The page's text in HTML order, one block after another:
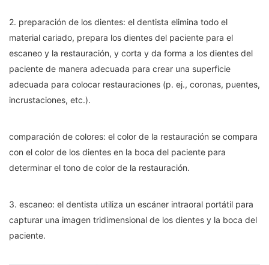
2. preparación de los dientes: el dentista elimina todo el
material cariado, prepara los dientes del paciente para el
escaneo y la restauración, y corta y da forma a los dientes del
paciente de manera adecuada para crear una superficie
adecuada para colocar restauraciones (p. ej., coronas, puentes,
incrustaciones, etc.).
comparación de colores: el color de la restauración se compara
con el color de los dientes en la boca del paciente para
determinar el tono de color de la restauración.
3. escaneo: el dentista utiliza un escáner intraoral portátil para
capturar una imagen tridimensional de los dientes y la boca del
paciente.